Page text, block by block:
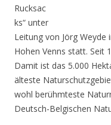
Rucksac
ks“ unter
Leitung von Jörg
Hohen Venns statt. Seit
Damit ist das 5.000
älteste
wohl berühmteste
Deutsch-Belgischen